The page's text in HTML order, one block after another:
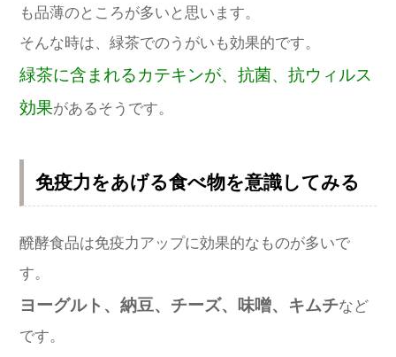
も品薄のところが多いと思います。
そんな時は、緑茶でのうがいも効果的です。
緑茶に含まれるカテキンが、抗菌、抗ウィルス
効果があるそうです。
免疫力をあげる食べ物を意識してみる
醗酵食品は免疫力アップに効果的なものが多いで
す。
ヨーグルト、納豆、チーズ、味噌、キムチなど
です。